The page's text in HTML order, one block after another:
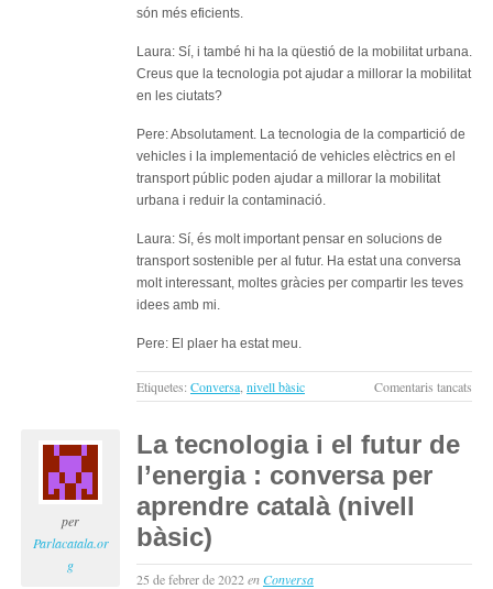
són més eficients.
Laura: Sí, i també hi ha la qüestió de la mobilitat urbana.
Creus que la tecnologia pot ajudar a millorar la mobilitat
en les ciutats?
Pere: Absolutament. La tecnologia de la compartició de
vehicles i la implementació de vehicles elèctrics en el
transport públic poden ajudar a millorar la mobilitat
urbana i reduir la contaminació.
Laura: Sí, és molt important pensar en solucions de
transport sostenible per al futur. Ha estat una conversa
molt interessant, moltes gràcies per compartir les teves
idees amb mi.
Pere: El plaer ha estat meu.
Etiquetes: Conversa nivell bàsic Comentaris tancats
La
:
per
Parlacatala.or
g
La tecnologia i el futur de
l’energia : conversa per
aprendre català (nivell
bàsic)
25 de febrer de 2022enConversa